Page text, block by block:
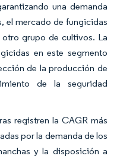
una demanda
el mercado de fungicidas
otro grupo de cultivos. La
en este segmento
de la producción de
de la seguridad
registren la CAGR más
por la demanda de los
y la disposición a